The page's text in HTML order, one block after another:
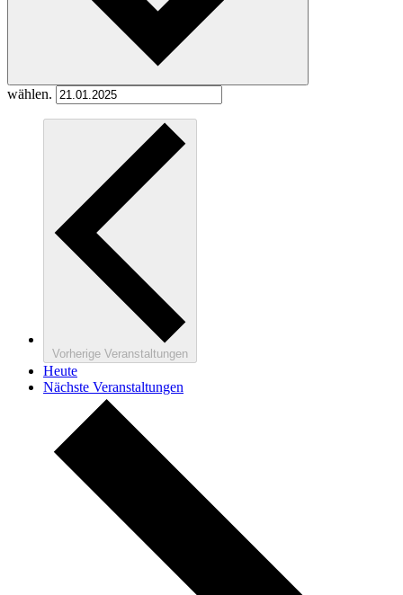
wählen.
Vorherige Veranstaltungen
Heute
Nächste Veranstaltungen